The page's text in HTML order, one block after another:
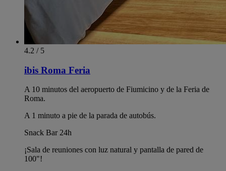
4.2 / 5
ibis Roma Feria
A 10 minutos del aeropuerto de Fiumicino y de la Feria de
Roma.
A 1 minuto a pie de la parada de autobús.
Snack Bar 24h
¡Sala de reuniones con luz natural y pantalla de pared de
100"!